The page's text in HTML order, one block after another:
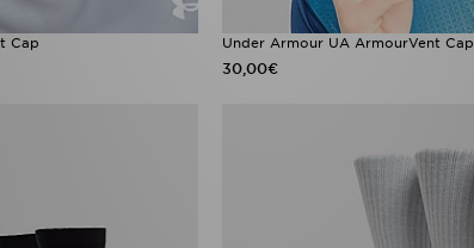
Cap Under Armour UA ArmourVent Cap
30,00€